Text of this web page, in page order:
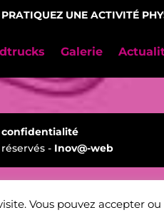
UNE ACTIVITÉ
Galerie
- Inov@-web
Vous pouvez accepter